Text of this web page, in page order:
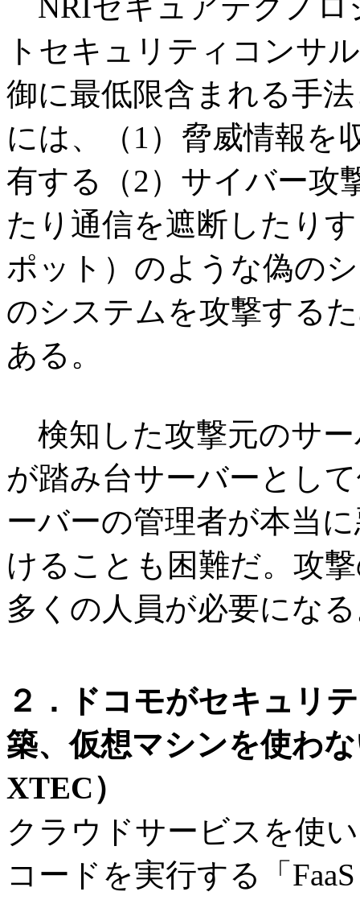
トセキュリティコンサ
御に最低限含まれる手
には、（1）脅威情報を
有する（2）サイバー攻
たり通信を遮断したり
ポット）のような偽の
のシステムを攻撃する
ある。
検知した攻撃元のサ
が踏み台サーバーとし
ーバーの管理者が本当
けることも困難だ。攻
多くの人員が必要にな
２．ドコモがセキュリ
築、仮想マシンを使わ
XTEC）
クラウドサービスを使
コードを実行する「